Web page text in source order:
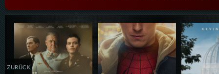
Details,Play Details,Play
ZURÜCK